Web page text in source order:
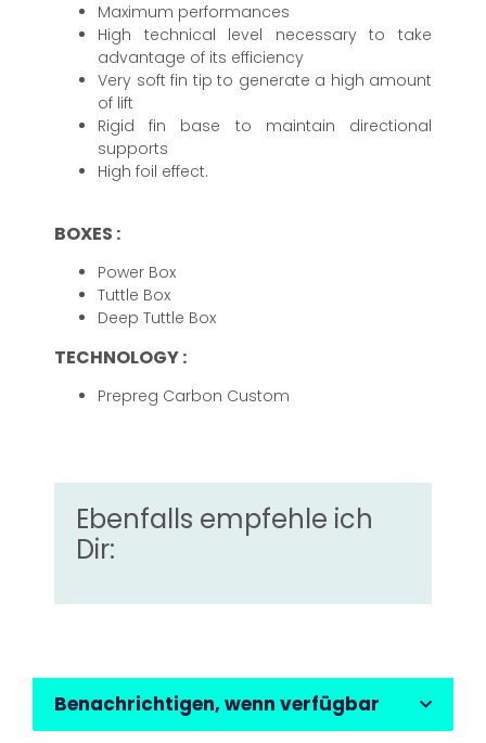
Maximum performances
High technical level necessary to take
advantage of its efficiency
Very soft fin tip to generate a high amount
of lift
Rigid fin base to maintain directional
supports
High foil effect.
BOXES :
Power Box
Tuttle Box
Deep Tuttle Box
TECHNOLOGY :
Prepreg Carbon Custom
Ebenfalls empfehle ich
Dir:
Benachrichtigen, wenn verfügbar